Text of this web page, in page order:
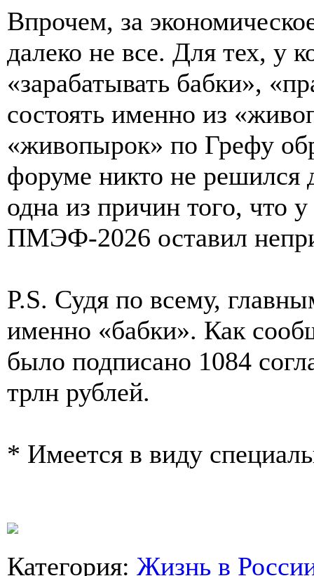
Впрочем, за
далеко не все. Для тех, у
«зарабатывать бабки»,
состоять именно из
«живопырок» по Грефу
форуме никто не решился
одна из причин того, что
ПМЭФ-2026 оставил
P.S. Судя по всему,
именно «бабки». Как
было подписано 1084
трлн рублей.
* Имеется в виду
Категория: Жизнь в